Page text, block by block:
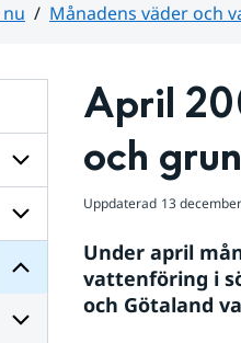
Månadens väder och
Undersidor
för
Om
klimat
Undersidor
Klimatläget
för
då
och
väder
vatten
i
April
och
Uppdaterad 13
Under april
vattenföring i
och Götaland